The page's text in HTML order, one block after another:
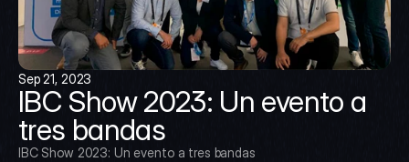
Sep 21, 2023
IBC Show 2023: Un evento a
tres bandas
IBC Show 2023: Un evento a tres bandas